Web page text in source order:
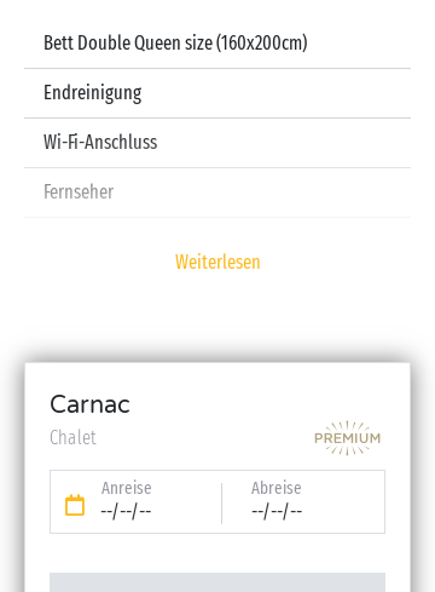
Bett Double Queen size (160x200cm)
Endreinigung
Wi-Fi-Anschluss
Fernseher
Babyset (Kinderbett, Hochstuhl, Badewanne – auf
Reservierung)
Weiterlesen
Carnac
Chalet
Anreise
--/--/--
Abreise
--/--/--